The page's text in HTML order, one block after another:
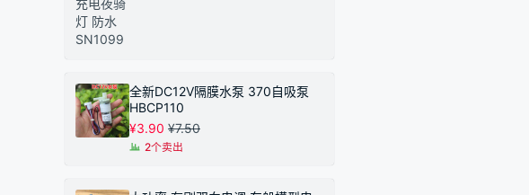
全新DC12V隔膜水泵 370自吸泵
HBCP110
¥3.90 ¥7.50
2个卖出